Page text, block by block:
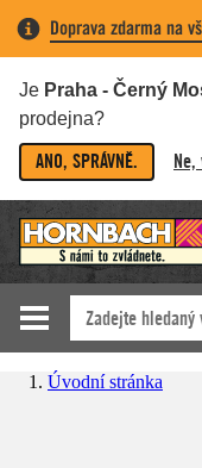
Doprava zdarma na
Je Praha - Černý
prodejna?
ANO, SPRÁVNĚ.
Úvodní stránka